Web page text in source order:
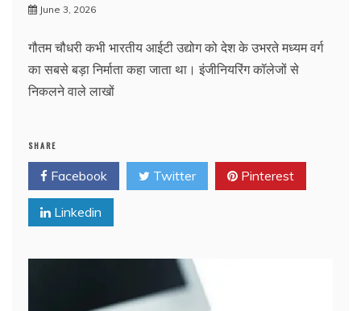
June 3, 2026
गौतम चौधरी कभी भारतीय आईटी उद्योग को देश के उभरते मध्यम वर्ग
का सबसे बड़ा निर्माता कहा जाता था। इंजीनियरिंग कॉलेजों से
निकलने वाले लाखों
SHARE
Facebook Twitter Pinterest
Linkedin